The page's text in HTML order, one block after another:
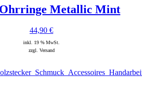
Metallic Mint
44,90 €
inkl. 19 % MwSt.
zzgl. Versand